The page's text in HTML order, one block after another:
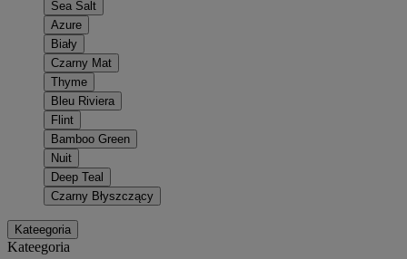
Sea Salt
Azure
Biały
Czarny Mat
Thyme
Bleu Riviera
Flint
Bamboo Green
Nuit
Deep Teal
Czarny Błyszczący
Kateegoria
Kateegoria